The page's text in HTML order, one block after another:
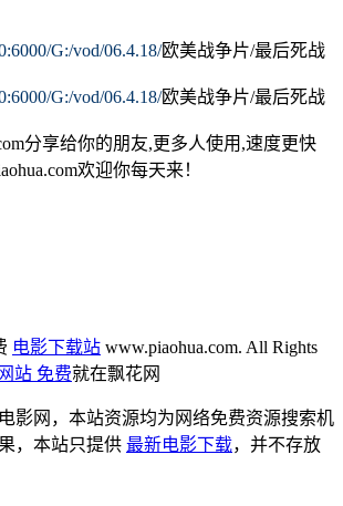
G:/vod/06.4.18/欧美战争片/最后死战
G:/vod/06.4.18/欧美战争片/最后死战
分享给你的朋友,更多人使用,速度更快
欢迎你每天来！
电影下载站 www.piaohua.com. All Rights
站 免费就在飘花网
影网，本站资源均为网络免费资源搜索机
，本站只提供 最新电影下载，并不存放